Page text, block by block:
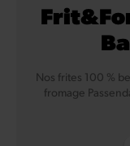
Nos frites 100 %
fromage